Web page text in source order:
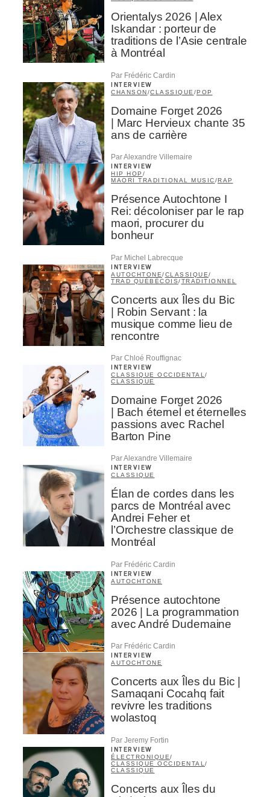
Orientalys 2026 | Alex
Iskandar : porteur de
traditions de l’Asie centrale
à Montréal
Par Frédéric Cardin
INTERVIEW
CHANSON/CLASSIQUE /POP
Domaine Forget 2026
| Marc Hervieux chante 35
ans de carrière
Par Alexandre Villemaire
INTERVIEW
HIP HOP /
MAORI TRADITIONAL MUSIC/RAP
Présence Autochtone I
Rei: décoloniser par le rap
maori, procurer du
bonheur
Par Michel Labrecque
INTERVIEW
AUTOCHTONE/CLASSIQUE/
TRAD QUÉBÉCOIS/TRADITIONNEL
Concerts aux Îles du Bic
| Robin Servant : la
musique comme lieu de
rencontre
Par Chloé Rouffignac
INTERVIEW
CLASSIQUE OCCIDENTAL /
CLASSIQUE
Domaine Forget 2026
| Bach éternel et éternelles
passions avec Rachel
Barton Pine
Par Alexandre Villemaire
INTERVIEW
CLASSIQUE
Élan de cordes dans les
parcs de Montréal avec
Andrei Feher et
l’Orchestre classique de
Montréal
Par Frédéric Cardin
INTERVIEW
AUTOCHTONE
Présence autochtone
2026 | La programmation
avec André Dudemaine
Par Frédéric Cardin
INTERVIEW
AUTOCHTONE
Concerts aux Îles du Bic |
Samaqani Cocahq fait
revivre les traditions
wolastoq
Par Jeremy Fortin
INTERVIEW
ÉLECTRONIQUE/
CLASSIQUE OCCIDENTAL /
CLASSIQUE
Concerts aux Îles du